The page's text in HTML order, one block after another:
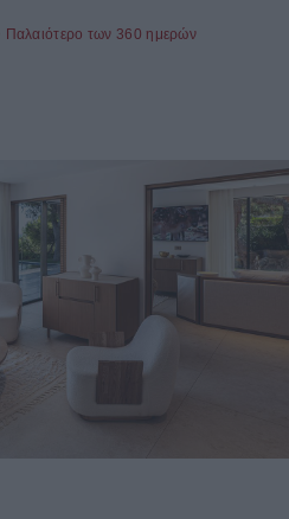
Παλαιότερο των 360 ημερών